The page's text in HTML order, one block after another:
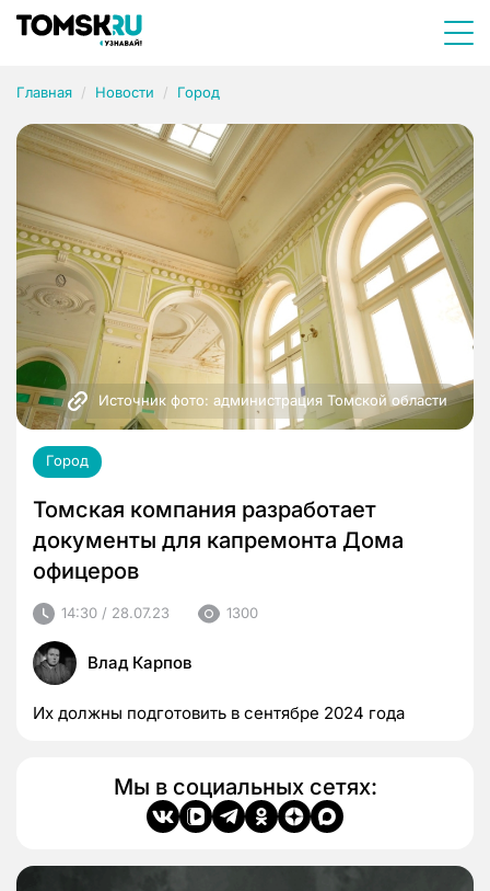
Главная Новости Город
Источник фото: администрация Томской области
Город
Томская компания разработает
документы для капремонта Дома
офицеров
14:30 / 28.07.23 1300
Влад Карпов
Их должны подготовить в сентябре 2024 года
Мы в социальных сетях: